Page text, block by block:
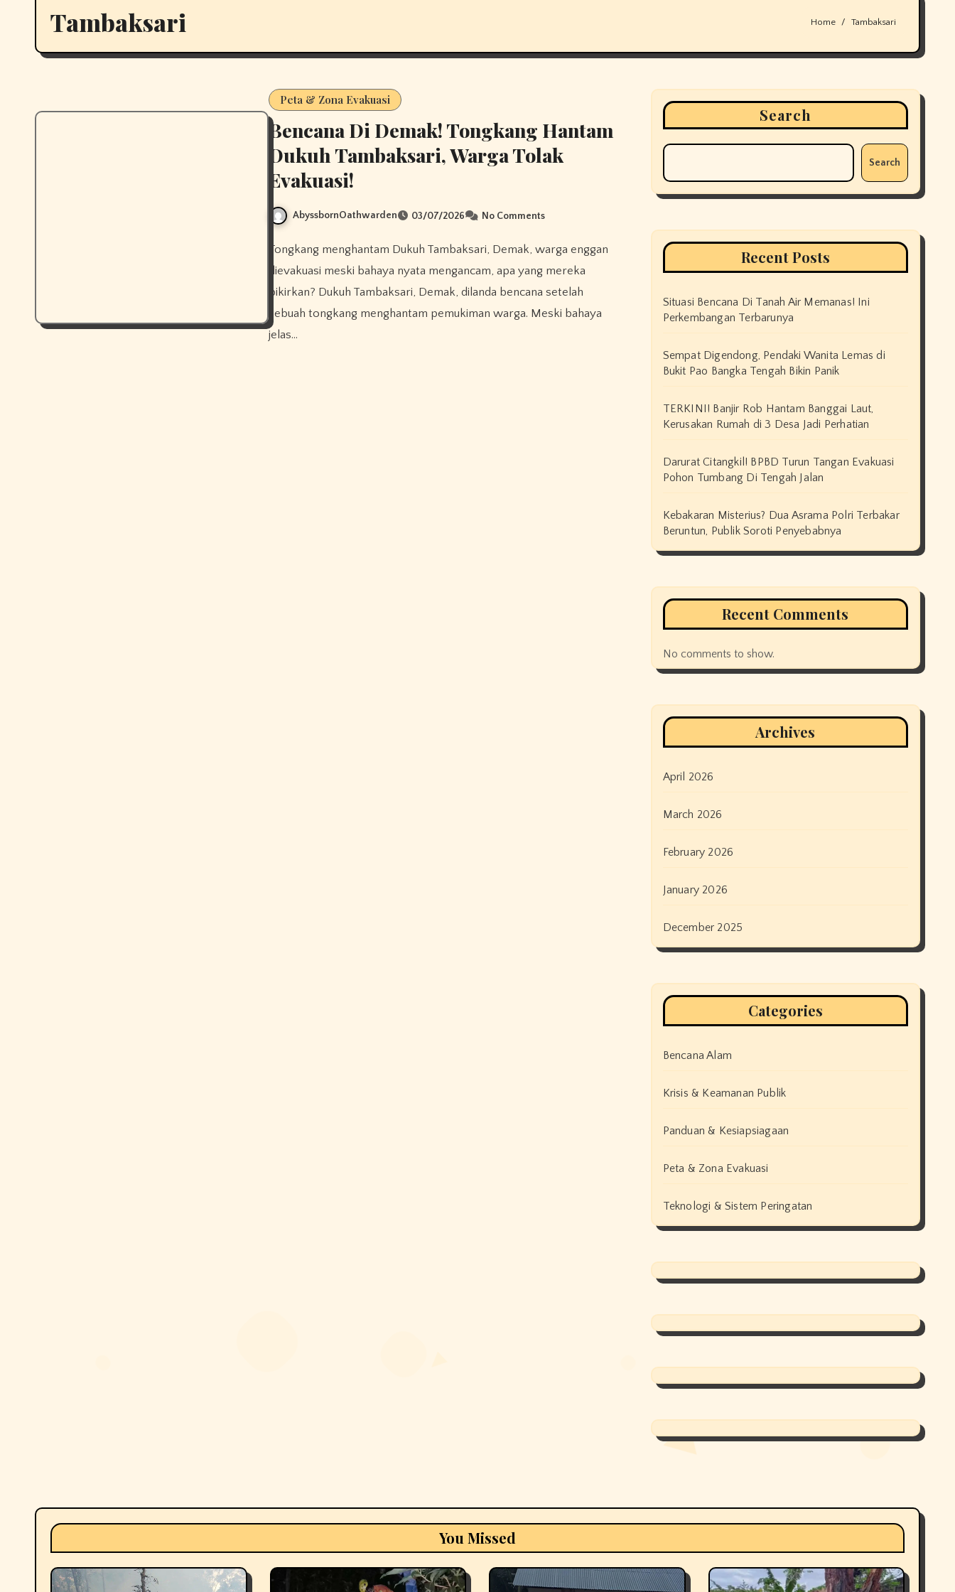
Tambaksari Home Tambaksari
Peta & Zona Evakuasi
Bencana Di Demak! Tongkang Hantam
Dukuh Tambaksari, Warga Tolak
Evakuasi!
AbyssbornOathwarden 03/07/2026 No Comments
Tongkang menghantam Dukuh Tambaksari, Demak, warga enggan
dievakuasi meski bahaya nyata mengancam, apa yang mereka
pikirkan? Dukuh Tambaksari, Demak, dilanda bencana setelah
sebuah tongkang menghantam pemukiman warga. Meski bahaya
jelas…
Search
Search
Recent Posts
Situasi Bencana Di Tanah Air Memanas! Ini
Perkembangan Terbarunya
Sempat Digendong, Pendaki Wanita Lemas di
Bukit Pao Bangka Tengah Bikin Panik
TERKINI! Banjir Rob Hantam Banggai Laut,
Kerusakan Rumah di 3 Desa Jadi Perhatian
Darurat Citangkil! BPBD Turun Tangan Evakuasi
Pohon Tumbang Di Tengah Jalan
Kebakaran Misterius? Dua Asrama Polri Terbakar
Beruntun, Publik Soroti Penyebabnya
Recent Comments
No comments to show.
Archives
April 2026
March 2026
February 2026
January 2026
December 2025
Categories
Bencana Alam
Krisis & Keamanan Publik
Panduan & Kesiapsiagaan
Peta & Zona Evakuasi
Teknologi & Sistem Peringatan
You Missed